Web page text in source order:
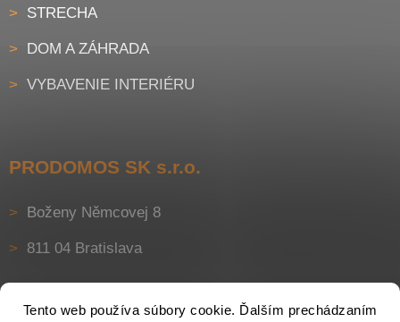
Tento web používa súbory cookie. Ďalším prechádzaním
STRECHA
DOM A ZÁHRADA
VYBAVENIE INTERIÉRU
PRODOMOS SK s.r.o.
Boženy Němcovej 8
811 04 Bratislava